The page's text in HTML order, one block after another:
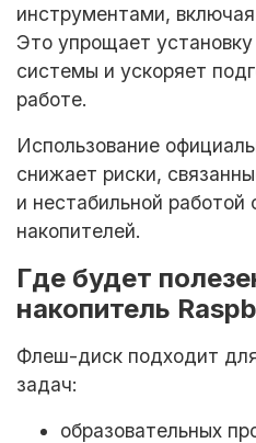
инструментами,
Это упрощает
системы и ускоряет
работе.
Использование
снижает риски,
и нестабильной работой
накопителей.
Где будет
накопитель
Флеш-диск подходит
задач:
образовательных